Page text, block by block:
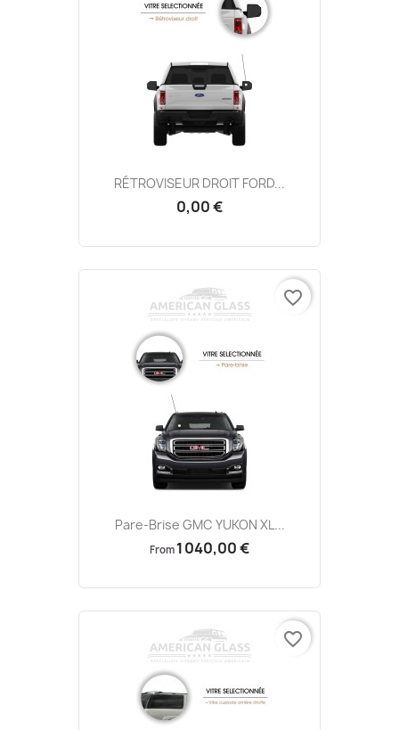
RÉTROVISEUR DROIT FORD...
0,00 €
Pare-Brise GMC YUKON XL...
From 1 040,00 €
favorite_border
favorite_border